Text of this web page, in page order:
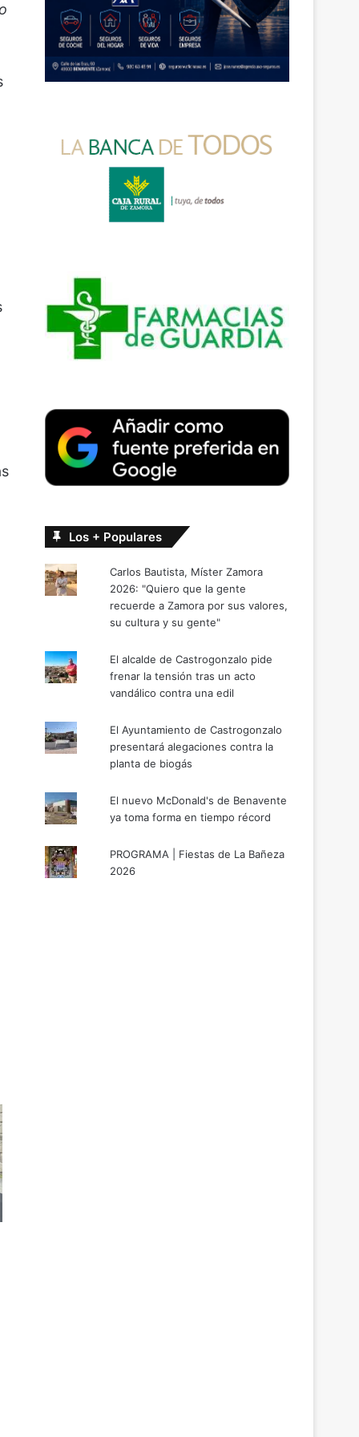
Los + Populares
Carlos Bautista, Míster Zamora
2026: "Quiero que la gente
recuerde a Zamora por sus valores,
su cultura y su gente"
El alcalde de Castrogonzalo pide
frenar la tensión tras un acto
vandálico contra una edil
El Ayuntamiento de Castrogonzalo
presentará alegaciones contra la
planta de biogás
El nuevo McDonald's de Benavente
ya toma forma en tiempo récord
PROGRAMA | Fiestas de La Bañeza
2026